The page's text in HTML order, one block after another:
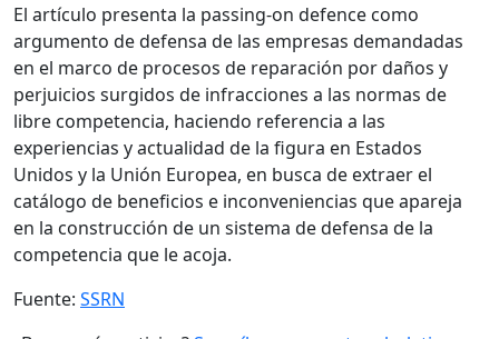
El artículo presenta la passing-on defence como
argumento de defensa de las empresas demandadas
en el marco de procesos de reparación por daños y
perjuicios surgidos de infracciones a las normas de
libre competencia, haciendo referencia a las
experiencias y actualidad de la figura en Estados
Unidos y la Unión Europea, en busca de extraer el
catálogo de beneficios e inconveniencias que apareja
en la construcción de un sistema de defensa de la
competencia que le acoja.
Fuente: SSRN